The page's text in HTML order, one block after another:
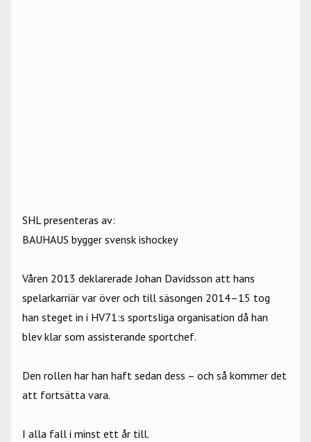
SHL presenteras av:
BAUHAUS bygger svensk ishockey
Våren 2013 deklarerade Johan Davidsson att hans
spelarkarriär var över och till säsongen 2014–15 tog
han steget in i HV71:s sportsliga organisation då han
blev klar som assisterande sportchef.
Den rollen har han haft sedan dess – och så kommer det
att fortsätta vara.
I alla fall i minst ett år till.